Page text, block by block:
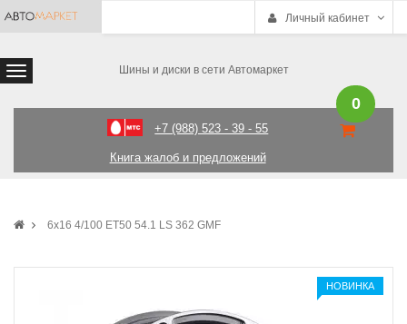
Личный кабинет
Шины и диски в сети Автомаркет
+7 (988) 523 - 39 - 55
Книга жалоб и предложений
0
6x16 4/100 ET50 54.1 LS 362 GMF
НОВИНКА